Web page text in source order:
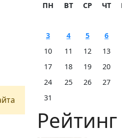
ПН ВТ СР ЧТ
3
4 5 6
10
11 12 13
17
18 19 20
24
25 26 27
31
Рейтинг